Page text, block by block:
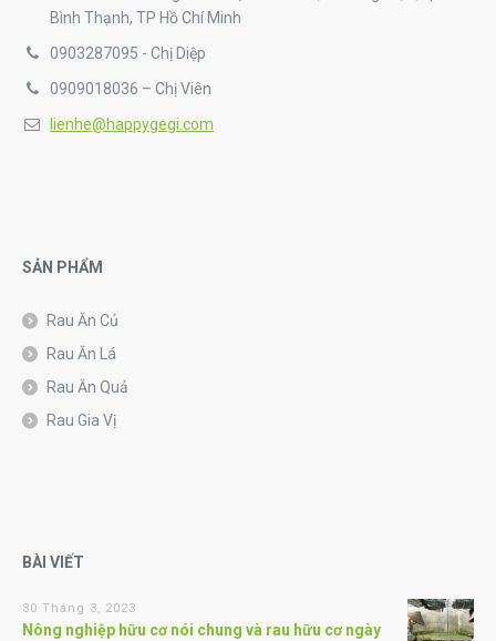
Bình Thạnh, TP Hồ Chí Minh
0903287095 - Chị Diệp
0909018036 – Chị Viên
lienhe@happygegi.com
SẢN PHẨM
Rau Ăn Củ
Rau Ăn Lá
Rau Ăn Quả
Rau Gia Vị
BÀI VIẾT
30 Tháng 3, 2023
Nông nghiệp hữu cơ nói chung và rau hữu cơ ngày